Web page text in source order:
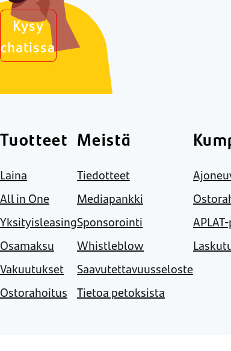
Kysy
chatissa
Tuotteet
Laina
All in One
Yksityisleasing
Osamaksu
Vakuutukset
Ostorahoitus
Meistä
Tiedotteet
Mediapankki
Sponsorointi
Whistleblow
Saavutettavuusseloste
Tietoa petoksista